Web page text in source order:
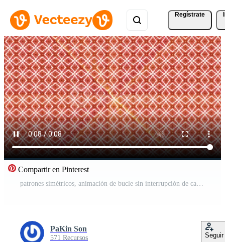
Regístrate
Compartir en Pinterest
patrones simétricos, animación de bucle sin interrupción de caleidoscopio de vj fractal. Vídeo Pro
PaKin Son
571 Recursos Seguir